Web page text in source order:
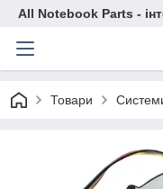
All Notebook Parts -
Товари